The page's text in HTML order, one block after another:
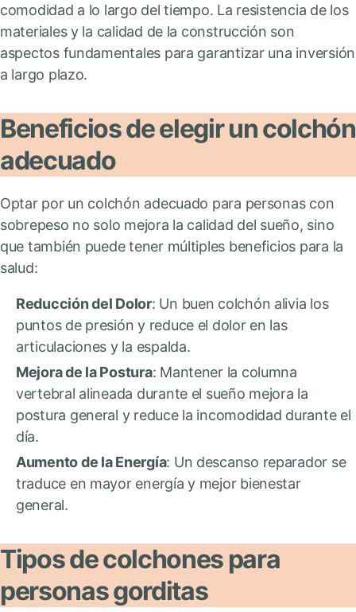
comodidad a lo largo del tiempo. La resistencia de los
materiales y la calidad de la construcción son
aspectos fundamentales para garantizar una inversión
a largo plazo.
Beneficios de elegir un colchón
adecuado
Optar por un colchón adecuado para personas con
sobrepeso no solo mejora la calidad del sueño, sino
que también puede tener múltiples beneficios para la
salud:
Reducción del Dolor: Un buen colchón alivia los
puntos de presión y reduce el dolor en las
articulaciones y la espalda.
Mejora de la Postura: Mantener la columna
vertebral alineada durante el sueño mejora la
postura general y reduce la incomodidad durante el
día.
Aumento de la Energía: Un descanso reparador se
traduce en mayor energía y mejor bienestar
general.
Tipos de colchones para
personas gorditas